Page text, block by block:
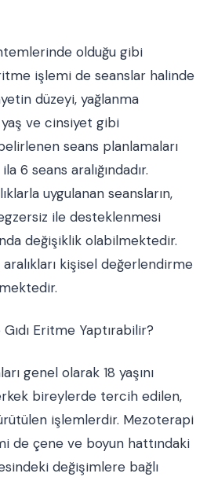
olduğu gibi
işlemi de seanslar halinde
düzeyi, yağlanma
ve cinsiyet gibi
seans planlamaları
6 seans aralığındadır.
uygulanan seansların,
ile desteklenmesi
değişiklik olabilmektedir.
aralıkları kişisel değerlendirme
Eritme Yaptırabilir?
genel olarak 18 yaşını
bireylerde tercih edilen,
işlemlerdir. Mezoterapi
de çene ve boyun hattındaki
değişimlere bağlı